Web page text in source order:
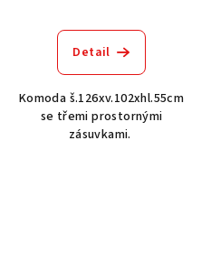
Detail
Komoda š.126xv.102xhl.55cm
se třemi prostornými
zásuvkami.